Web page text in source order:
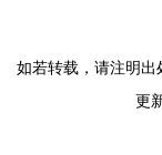
如若转载，请注明
更